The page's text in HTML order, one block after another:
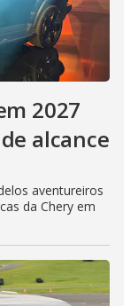
2027
alcance
aventureiros
da Chery em